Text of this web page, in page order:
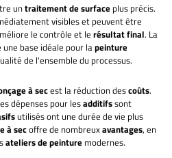
untraitement de surface plus précis.
visibles et peuvent être
le contrôle et le résultat final. La
base idéale pour lapeinture
de l'ensemble du processus.
à secest la réduction descoûts.
dépenses pour lesadditifssont
utilisés ont une durée de vie plus
à secoffre de nombreuxavantages, en
ateliers de peinture modernes.